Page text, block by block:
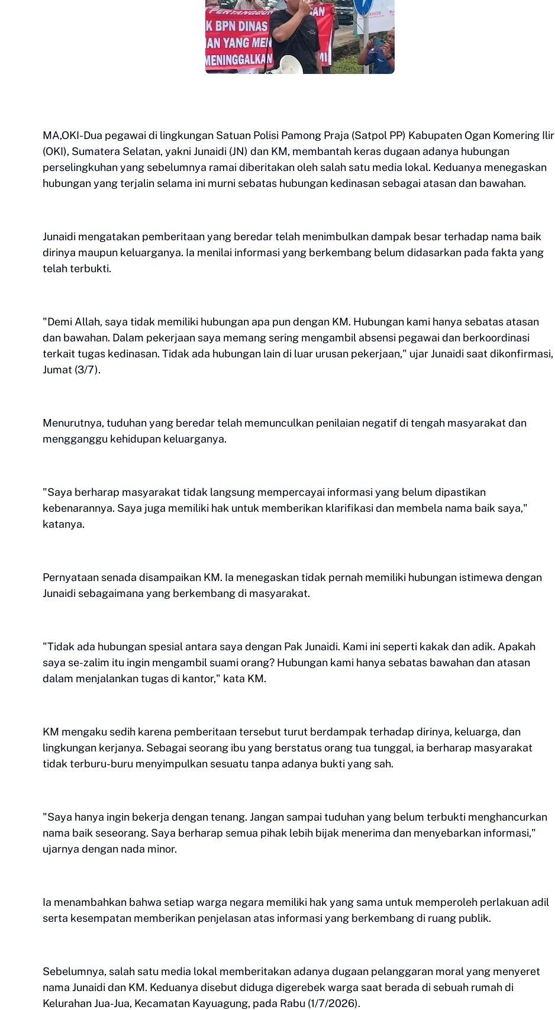
MA,OKI-Dua pegawai di lingkungan Satuan Polisi Pamong Praja (Satpol PP) Kabupaten Ogan Komering Ilir
(OKI), Sumatera Selatan, yakni Junaidi (JN) dan KM, membantah keras dugaan adanya hubungan
perselingkuhan yang sebelumnya ramai diberitakan oleh salah satu media lokal. Keduanya menegaskan
hubungan yang terjalin selama ini murni sebatas hubungan kedinasan sebagai atasan dan bawahan.
Junaidi mengatakan pemberitaan yang beredar telah menimbulkan dampak besar terhadap nama baik
dirinya maupun keluarganya. Ia menilai informasi yang berkembang belum didasarkan pada fakta yang
telah terbukti.
"Demi Allah, saya tidak memiliki hubungan apa pun dengan KM. Hubungan kami hanya sebatas atasan
dan bawahan. Dalam pekerjaan saya memang sering mengambil absensi pegawai dan berkoordinasi
terkait tugas kedinasan. Tidak ada hubungan lain di luar urusan pekerjaan," ujar Junaidi saat dikonfirmasi,
Jumat (3/7).
Menurutnya, tuduhan yang beredar telah memunculkan penilaian negatif di tengah masyarakat dan
mengganggu kehidupan keluarganya.
"Saya berharap masyarakat tidak langsung mempercayai informasi yang belum dipastikan
kebenarannya. Saya juga memiliki hak untuk memberikan klarifikasi dan membela nama baik saya,"
katanya.
Pernyataan senada disampaikan KM. Ia menegaskan tidak pernah memiliki hubungan istimewa dengan
Junaidi sebagaimana yang berkembang di masyarakat.
"Tidak ada hubungan spesial antara saya dengan Pak Junaidi. Kami ini seperti kakak dan adik. Apakah
saya se-zalim itu ingin mengambil suami orang? Hubungan kami hanya sebatas bawahan dan atasan
dalam menjalankan tugas di kantor," kata KM.
KM mengaku sedih karena pemberitaan tersebut turut berdampak terhadap dirinya, keluarga, dan
lingkungan kerjanya. Sebagai seorang ibu yang berstatus orang tua tunggal, ia berharap masyarakat
tidak terburu-buru menyimpulkan sesuatu tanpa adanya bukti yang sah.
"Saya hanya ingin bekerja dengan tenang. Jangan sampai tuduhan yang belum terbukti menghancurkan
nama baik seseorang. Saya berharap semua pihak lebih bijak menerima dan menyebarkan informasi,"
ujarnya dengan nada minor.
Ia menambahkan bahwa setiap warga negara memiliki hak yang sama untuk memperoleh perlakuan adil
serta kesempatan memberikan penjelasan atas informasi yang berkembang di ruang publik.
Sebelumnya, salah satu media lokal memberitakan adanya dugaan pelanggaran moral yang menyeret
nama Junaidi dan KM. Keduanya disebut diduga digerebek warga saat berada di sebuah rumah di
Kelurahan Jua-Jua, Kecamatan Kayuagung, pada Rabu (1/7/2026).